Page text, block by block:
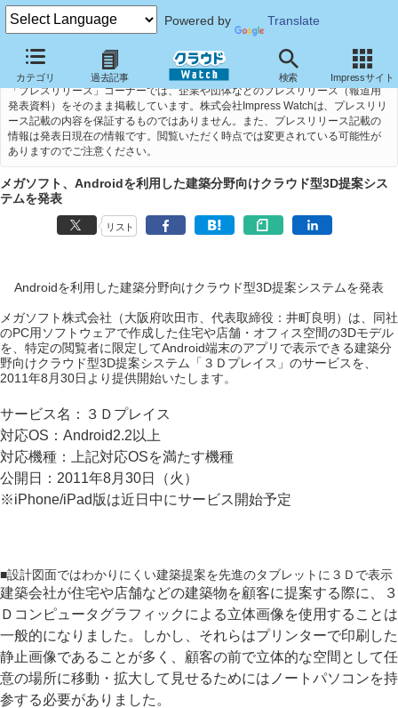
Powered by Translate
カテゴリ 過去記事 検索 Impressサイト
「プレスリリース」コーナーでは、企業や団体などのプレスリリース（報道用
発表資料）をそのまま掲載しています。株式会社Impress Watchは、プレスリリ
ース記載の内容を保証するものではありません。また、プレスリリース記載の
情報は発表日現在の情報です。閲覧いただく時点では変更されている可能性が
ありますのでご注意ください。
メガソフト、Androidを利用した建築分野向けクラウド型3D提案シス
テムを発表
リスト
Androidを利用した建築分野向けクラウド型3D提案システムを発表
メガソフト株式会社（大阪府吹田市、代表取締役：井町良明）は、同社
のPC用ソフトウェアで作成した住宅や店舗・オフィス空間の3Dモデル
を、特定の閲覧者に限定してAndroid端末のアプリで表示できる建築分
野向けクラウド型3D提案システム「３Ｄプレイス」のサービスを、
2011年8月30日より提供開始いたします。
サービス名：３Ｄプレイス
対応OS：Android2.2以上
対応機種：上記対応OSを満たす機種
公開日：2011年8月30日（火）
※iPhone/iPad版は近日中にサービス開始予定
■設計図面ではわかりにくい建築提案を先進のタブレットに３Ｄで表示
建築会社が住宅や店舗などの建築物を顧客に提案する際に、３
Ｄコンピュータグラフィックによる立体画像を使用することは
一般的になりました。しかし、それらはプリンターで印刷した
静止画像であることが多く、顧客の前で立体的な空間として任
意の場所に移動・拡大して見せるためにはノートパソコンを持
参する必要がありました。